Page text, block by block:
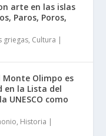
arte en las islas
Paros, Poros,
griegas, Cultura |
Monte Olimpo es
la Lista del
UNESCO como
, Historia |